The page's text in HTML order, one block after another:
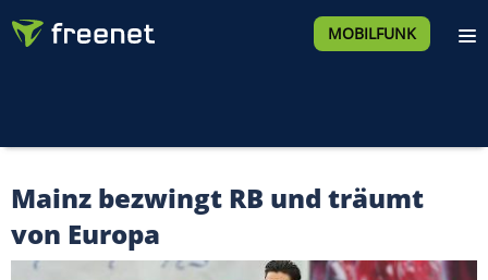
MOBILFUNK
Mainz bezwingt RB und träumt
von Europa